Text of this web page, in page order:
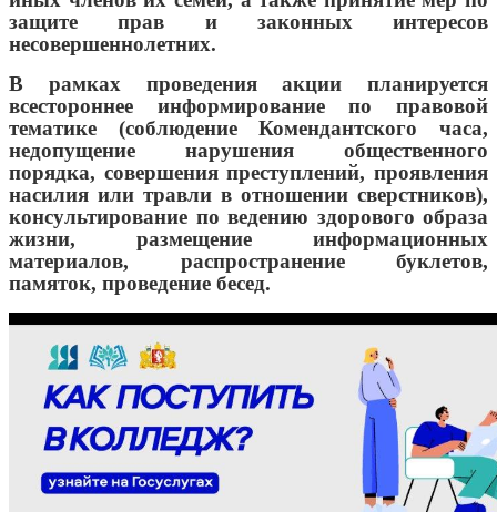
защите прав и законных интересов
несовершеннолетних.
В рамках проведения акции планируется
всестороннее информирование по правовой
тематике (соблюдение Комендантского часа,
недопущение нарушения общественного
порядка, совершения преступлений, проявления
насилия или травли в отношении сверстников),
консультирование по ведению здорового образа
жизни, размещение информационных
материалов, распространение буклетов,
памяток, проведение бесед.